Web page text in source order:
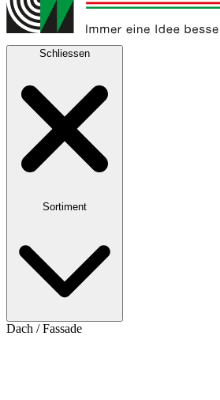
Schliessen
Sortiment
Dach / Fassade